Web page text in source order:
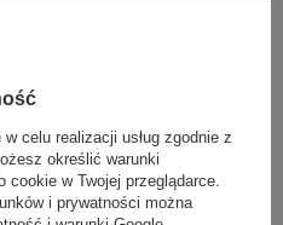
skóra ekologiczna
sznurowane
30
celu realizacji usług zgodnie z
określić warunki
cookie w Twojej przeglądarce.
i prywatności można